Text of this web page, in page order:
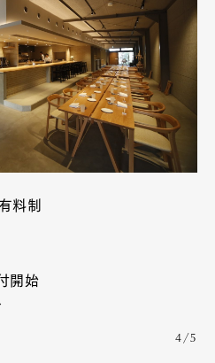
Fashion
GourmetCars
Lifestyle
料制
開始
4/5